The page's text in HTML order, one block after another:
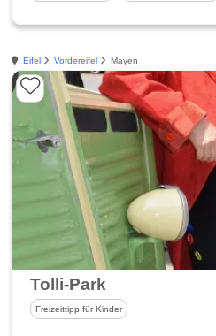
Eifel Vordereifel Mayen
Tolli-Park
Freizeittipp für Kinder